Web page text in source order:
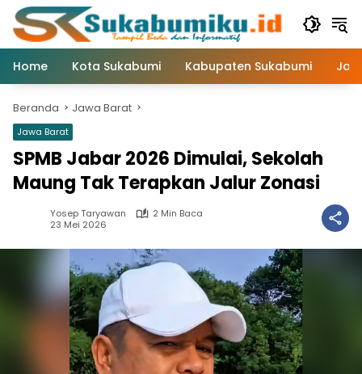
Langsung
konten
Home
Kota Sukabumi Kabupaten Sukabumi
Beranda Jawa Barat
Jawa Barat
SPMB Jabar 2026 Dimulai, Sekolah
Maung Tak Terapkan Jalur Zonasi
Yosep Taryawan
2 Min Baca
23 Mei 2026